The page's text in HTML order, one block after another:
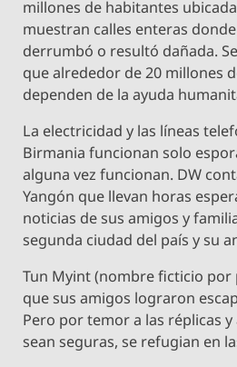
millones de habitantes
muestran calles enteras
derrumbó o resultó dañada.
que alrededor de 20 millones
dependen de la ayuda
La electricidad y las líneas
Birmania funcionan solo
alguna vez funcionan. DW
Yangón que llevan horas
noticias de sus amigos y
segunda ciudad del país y su
Tun Myint (nombre ficticio por
que sus amigos lograron
Pero por temor a las réplicas y
sean seguras, se refugian en